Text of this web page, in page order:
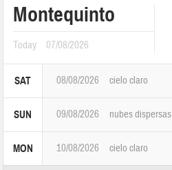
Montequinto
Today 07/08/2026
SAT 08/08/2026 cielo claro
SUN 09/08/2026 nubes dispersas
MON 10/08/2026 cielo claro